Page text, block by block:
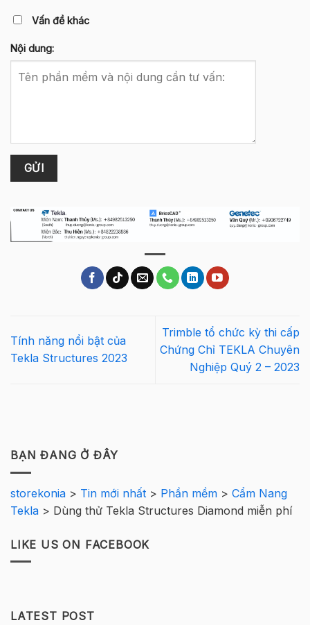
Vấn đề khác
Nội dung:
Tính năng nổi bật của
Tekla Structures 2023
Trimble tổ chức kỳ thi cấp
Chứng Chỉ TEKLA Chuyên
Nghiệp Quý 2 – 2023
BẠN ĐANG Ở ĐÂY
storekonia > Tin mới nhất > Phần mềm > Cẩm Nang
Tekla > Dùng thử Tekla Structures Diamond miễn phí
LIKE US ON FACEBOOK
LATEST POST